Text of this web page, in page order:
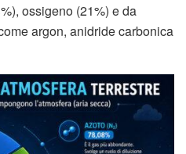
ossigeno (21%) e da
argon, anidride carbonica